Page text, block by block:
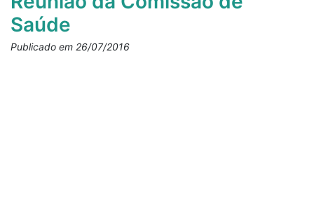
Saúde
Publicado em 26/07/2016